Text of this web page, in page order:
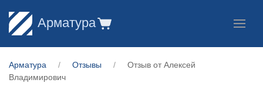
Арматура
Арматура Отзывы
Отзыв от Алексей
Владимирович